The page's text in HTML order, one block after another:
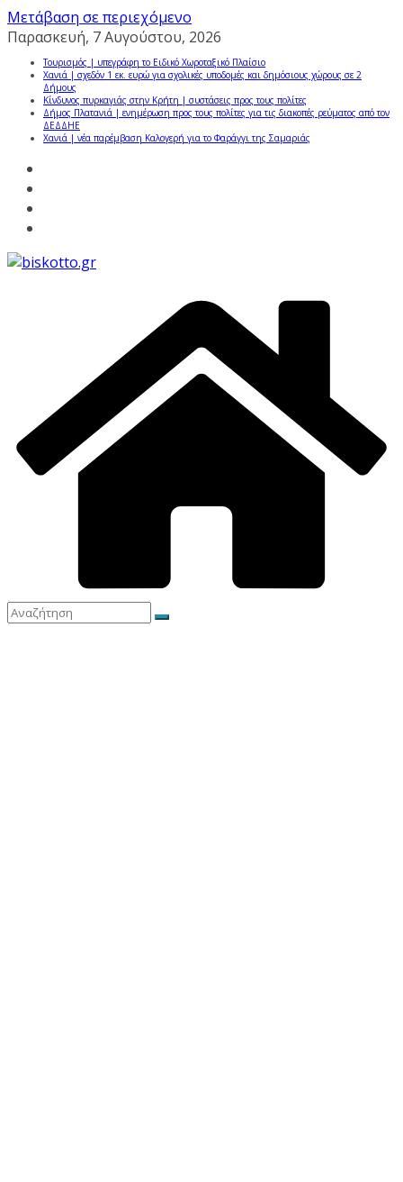
Μετάβαση σε περιεχόμενο
Παρασκευή, 7 Αυγούστου, 2026
Τουρισμός | υπεγράφη το Ειδικό Χωροταξικό Πλαίσιο
Χανιά | σχεδόν 1 εκ. ευρώ για σχολικές υποδομές και δημόσιους χώρους σε 2
Δήμους
Κίνδυνος πυρκαγιάς στην Κρήτη | συστάσεις προς τους πολίτες
Δήμος Πλατανιά | ενημέρωση προς τους πολίτες για τις διακοπές ρεύματος από τον
ΔΕΔΔΗΕ
Χανιά | νέα παρέμβαση Καλογερή για το Φαράγγι της Σαμαριάς